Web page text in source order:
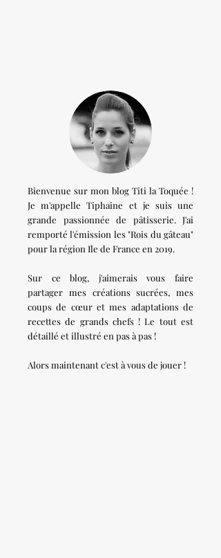
Bienvenue sur mon blog Titi la Toquée !
Je m'appelle Tiphaine et je suis une
grande passionnée de pâtisserie. J'ai
remporté l'émission les "Rois du gâteau"
pour la région Ile de France en 2019.
Sur ce blog, j'aimerais vous faire
partager mes créations sucrées, mes
coups de cœur et mes adaptations de
recettes de grands chefs ! Le tout est
détaillé et illustré en pas à pas !
Alors maintenant c'est à vous de jouer !